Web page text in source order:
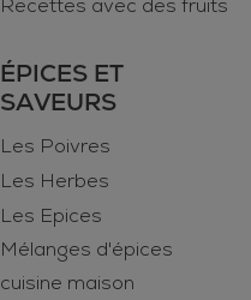
Recettes avec des fruits
ÉPICES ET
SAVEURS
Les Poivres
Les Herbes
Les Epices
Mélanges d'épices
cuisine maison